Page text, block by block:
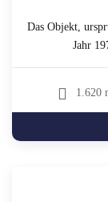
Das Objekt,
Jahr
1.620